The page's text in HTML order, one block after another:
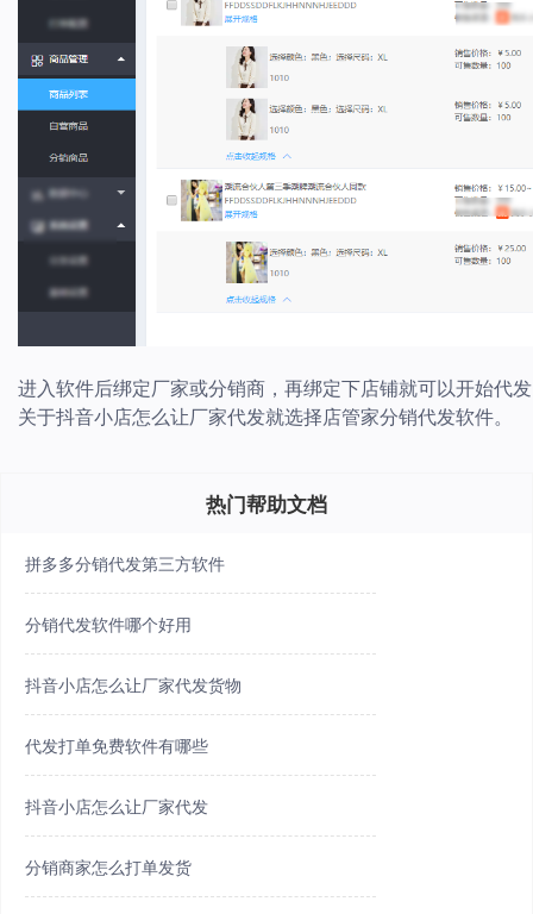
进入软件后绑定厂家或分销商，再绑定下店铺就可以开始代
关于抖音小店怎么让厂家代发就选择店管家分销代发软件。
热门帮助文档
拼多多分销代发第三方软件
分销代发软件哪个好用
抖音小店怎么让厂家代发货物
代发打单免费软件有哪些
抖音小店怎么让厂家代发
分销商家怎么打单发货